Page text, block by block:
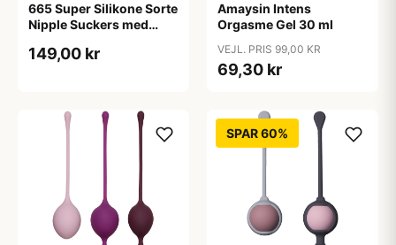
665 Super Silikone Sorte
Nipple Suckers med
149,00 kr
Amaysin Intens
Orgasme Gel 30 ml
VEJL. PRIS 99,00 KR
69,30 kr
SPAR 60%